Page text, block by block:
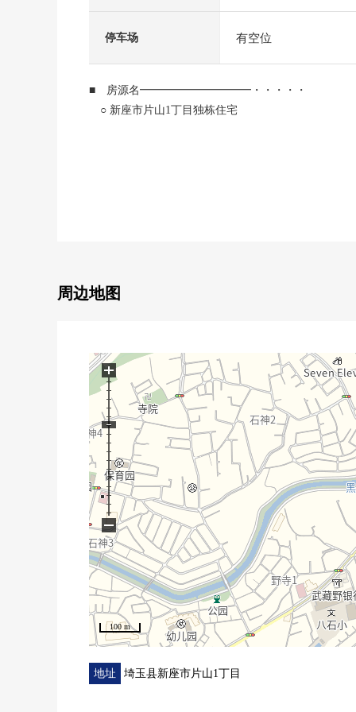
停车场 有空位
■ 房源名━━━━━━━━━━・・・・・
○ 新座市片山1丁目独栋住宅
○ 能使用2沿线3车站
○ 阳光为东南道路良好
○ 丰富的存储空间
(居室收纳，小房间背后收纳，地板下边收纳)
○ 组合厨房
○ 朝南的大的阳台
○ 有停车位(出自车型的)
0 超市或者便利店便于购物
0 小学、公园不久容易做育儿的环境
0 绿丰富并且清静的住宅区
○ 在周围，公园分散地存在，是绿丰富的居住环境。
■ 对顾客的留言━━━━━━━━━━━━━━━・・
这次看房源详细画面，谢谢。
发自心里等候来自顾客的咨询方式。
周边地图
100 m
+
−
地址 埼玉县新座市片山1丁目